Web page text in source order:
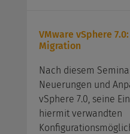
VMware vSphere
Migration
Nach diesem
Neuerungen und
vSphere 7.0, seine
hiermit verwandten